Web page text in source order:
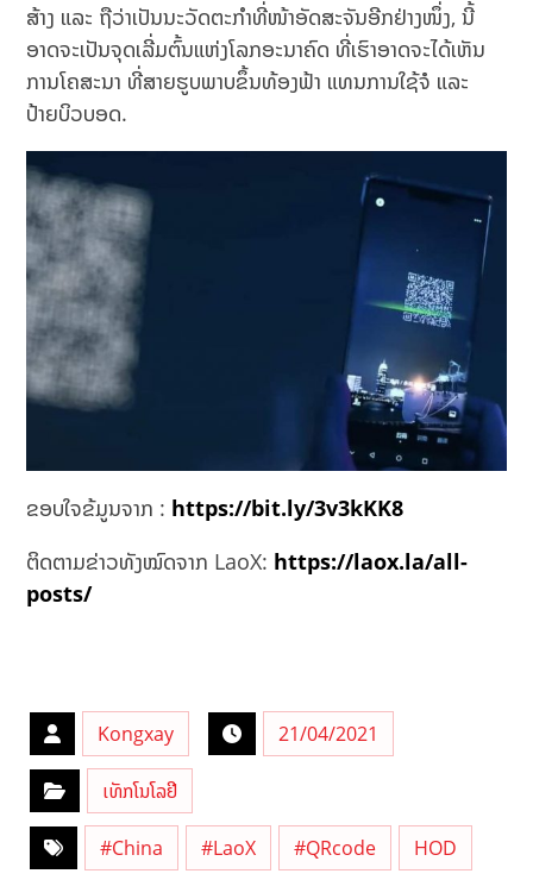
ສ້າງ ແລະ ຖືວ່າເປັນນະວັດຕະກຳທີ່ໜ້າອັດສະຈັນອີກຢ່າງໜຶ່ງ, ນີ້
ອາດຈະເປັນຈຸດເລີ່ມຕົ້ນແຫ່ງໂລກອະນາຄົດ ທີ່ເຮົາອາດຈະໄດ້ເຫັນ
ການໂຄສະນາ ທີ່ສາຍຮູບພາບຂຶ້ນທ້ອງຟ້າ ແທນການໃຊ້ຈໍ ແລະ
ປ້າຍບິວບອດ.
ຂອບໃຈຂ້ມູນຈາກ : https://bit.ly/3v3kKK8
ຕິດຕາມຂ່າວທັງໝົດຈາກ LaoX: https://laox.la/all-
posts/
Kongxay 21/04/2021
ເທັກໂນໂລຢີ
#China #LaoX #QRcode HOD